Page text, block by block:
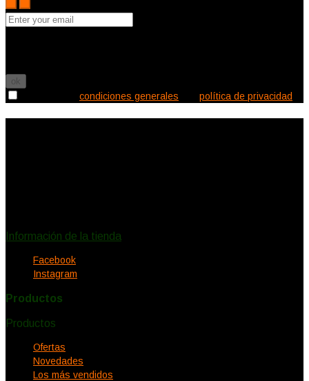
condiciones generales política de privacidad
Información de la tienda
Facebook
Instagram
Productos
Productos
Ofertas
Novedades
Los más vendidos